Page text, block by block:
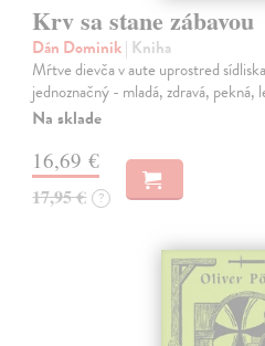
Krv sa stane zábavou
Dán Dominik| Kniha
Mŕtve dievča v aute uprostred
jednoznačný - mladá, zdravá,
Na sklade
16,69 €
17,95 € ?